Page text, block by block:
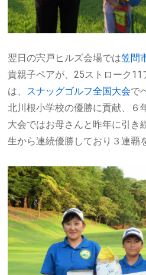
翌日の宍戸ヒルズ会場では笠間
貴親子ペアが、25ストローク
は、 スナッグゴルフ全国大会で
北川根小学校の優勝に貢献、６
大会ではお母さんと昨年に引き
生から連続優勝しており３連覇